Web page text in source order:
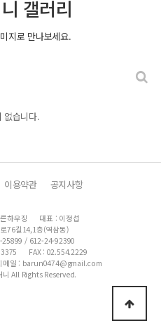
갤러리
지로 만나보세요.
없습니다.
이용약관 공지사항
하우징
대표 : 이정섭
76길14,1층(역삼동)
25899 / 612-24-92390
FAX : 02.554.2229
메일 : barun0474@gmail.com
All Rights Reserved.